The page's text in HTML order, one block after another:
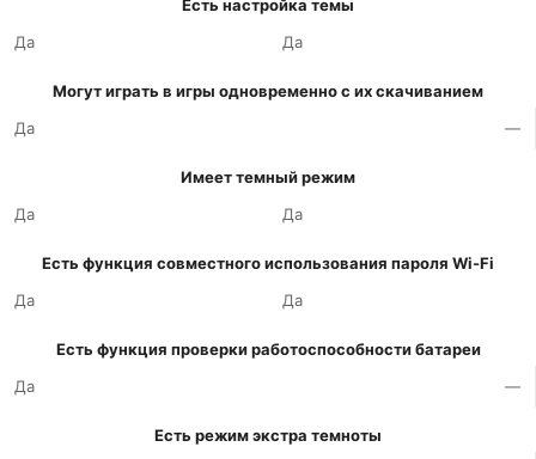
Есть настройка темы
Да
Да
Могут играть в игры одновременно с их скачиванием
Да
—
Имеет темный режим
Да
Да
Есть функция совместного использования пароля Wi-Fi
Да
Да
Есть функция проверки работоспособности батареи
Да
—
Есть режим экстра темноты